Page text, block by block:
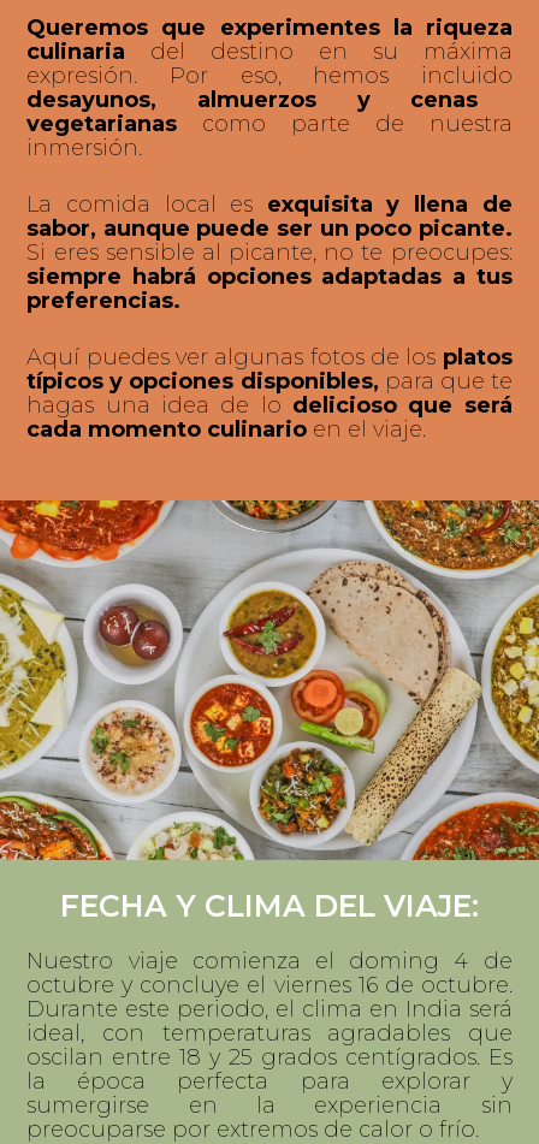
Queremos que experimentes la riqueza
culinaria del destino en su máxima
expresión. Por eso, hemos incluido
desayunos, almuerzos y cenas
vegetarianas como parte de nuestra
inmersión.
La comida local es exquisita y llena de
sabor, aunque puede ser un poco picante.
Si eres sensible al picante, no te preocupes:
siempre habrá opciones adaptadas a tus
preferencias.
Aquí puedes ver algunas fotos de los platos
típicos y opciones disponibles, para que te
hagas una idea de lo delicioso que será
cada momento culinario en el viaje.
FECHA Y CLIMA DEL VIAJE:
Nuestro viaje comienza el doming 4 de
octubre y concluye el viernes 16 de octubre.
Durante este periodo, el clima en India será
ideal, con temperaturas agradables que
oscilan entre 18 y 25 grados centígrados. Es
la época perfecta para explorar y
sumergirse en la experiencia sin
preocuparse por extremos de calor o frío.